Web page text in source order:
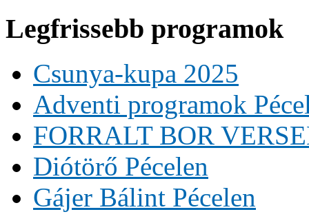
Legfrissebb programok
Csunya-kupa 2025
Adventi programok
FORRALT BOR
Diótörő Pécelen
Gájer Bálint Pécelen